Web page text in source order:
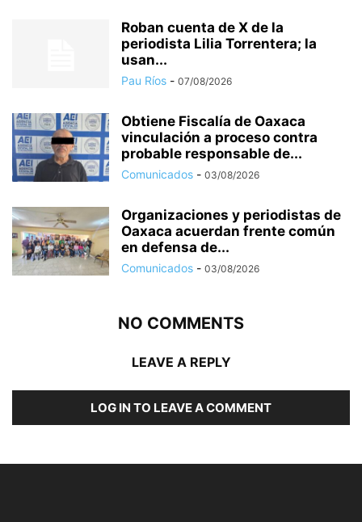
Roban cuenta de X de la
periodista Lilia Torrentera; la
usan...
Pau Ríos - 07/08/2026
Obtiene Fiscalía de Oaxaca
vinculación a proceso contra
probable responsable de...
Comunicados - 03/08/2026
Organizaciones y periodistas de
Oaxaca acuerdan frente común
en defensa de...
Comunicados - 03/08/2026
NO COMMENTS
LEAVE A REPLY
LOG IN TO LEAVE A COMMENT